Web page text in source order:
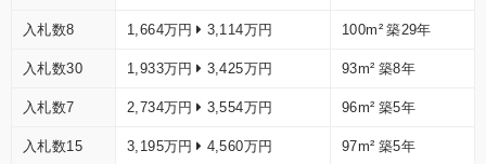
入札数8 1,664万円 3,114万円 100m² 築29年
入札数30 1,933万円 3,425万円 93m² 築8年
入札数7 2,734万円 3,554万円 96m² 築5年
入札数15 3,195万円 4,560万円 97m² 築5年